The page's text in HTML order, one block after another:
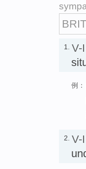
1. V-I
例：
2. V-I